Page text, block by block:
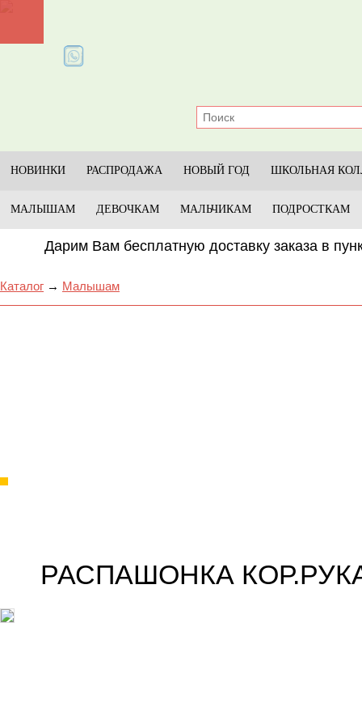
Главная
Условия
Размеры
Контакты
НОВИНКИ РАСПРОДАЖА НОВЫЙ ГОД ШКОЛЬНАЯ
МАЛЫШАМ ДЕВОЧКАМ МАЛЬЧИКАМ ПОДРОСТКАМ
Дарим Вам бесплатную доставку заказа в
Каталог → Малышам
РАСПАШОНКА